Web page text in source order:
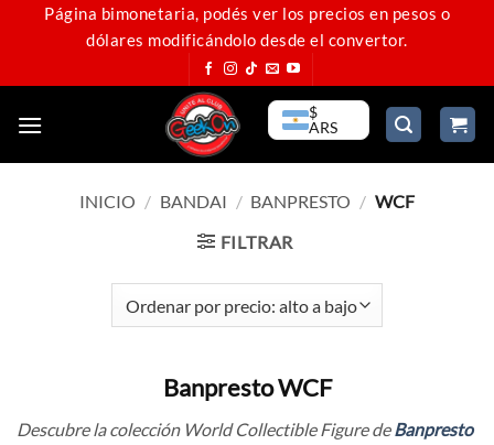
Página bimonetaria, podés ver los precios en pesos o
dólares modificándolo desde el convertor.
$
ARS
INICIO / BANDAI / BANPRESTO / WCF
FILTRAR
Banpresto WCF
Descubre la colección World Collectible Figure deBanpresto